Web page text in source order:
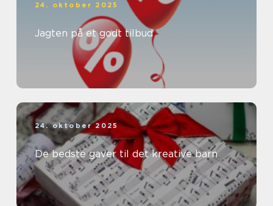
24. oktober 2025
Jagten på et godt tilbud
24. oktober 2025
De bedste gaver til det kreative barn